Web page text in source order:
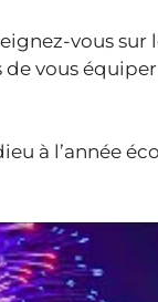
vous sur
de vous
à l’année